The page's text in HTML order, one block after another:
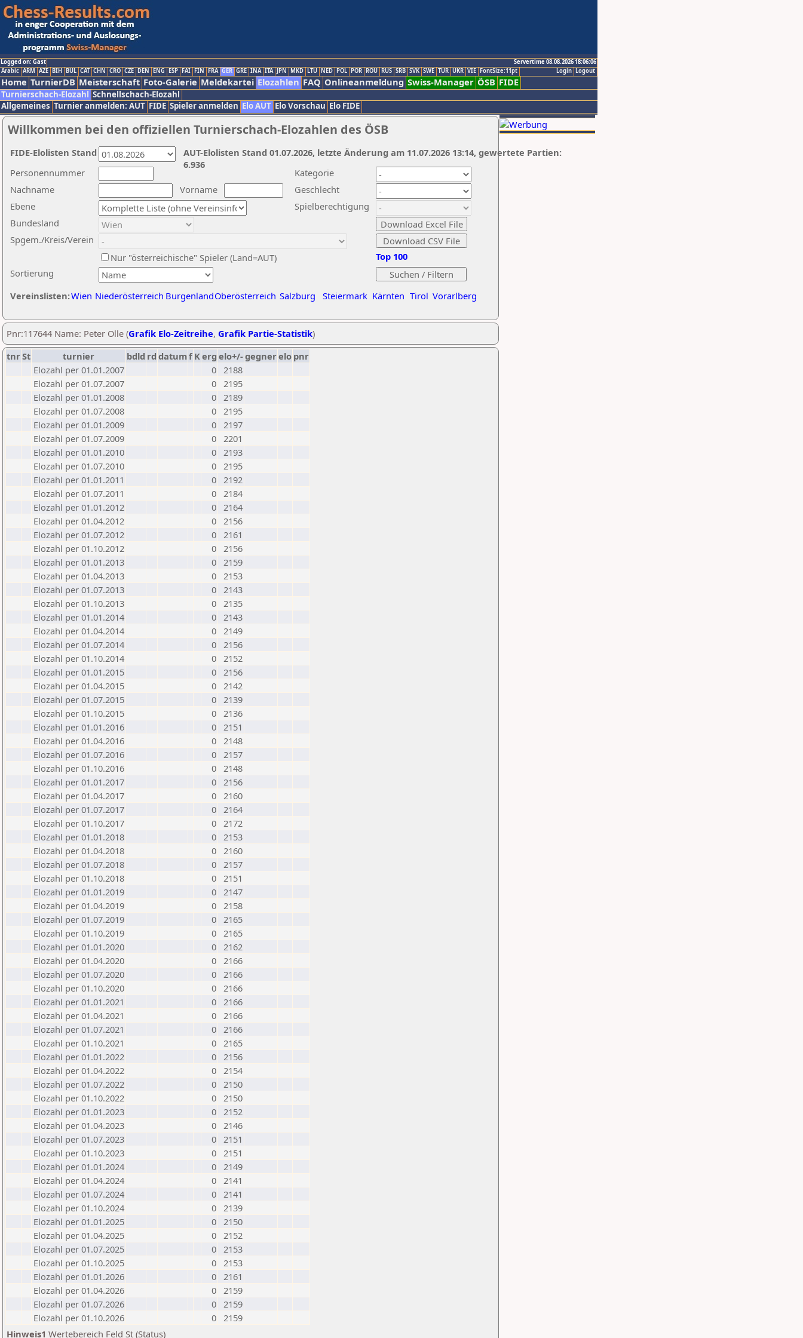
Logged on: Gast
Servertime 08.08.2026 18:06:06
Logout
Login
Arabic ARM AZE BIH BUL CAT CHN CRO CZE DEN ENG ESP FAI FIN FRA GER GRE INA ITA JPN MKD LTU NED POL POR ROU RUS SRB SVK SWE TUR UKR VIE FontSize:11pt
Home TurnierDB Meisterschaft Foto-Galerie Meldekartei Elozahlen FAQ Onlineanmeldung Swiss-Manager ÖSB FIDE
Turnierschach-Elozahl Schnellschach-Elozahl
Allgemeines Turnier anmelden: AUT FIDE Spieler anmelden Elo AUT Elo Vorschau Elo FIDE
Willkommen bei den offiziellen Turnierschach-Elozahlen des ÖSB
Nachname
Vorname
Ebene
Kategorie
Sortierung
Personennummer
Bundesland
Spgem./Kreis/Verein
Geschlecht
Nur "österreichische" Spieler (Land=AUT)
Spielberechtigung
Vereinslisten:Wien Niederösterreich BurgenlandOberösterreich Salzburg Steiermark Kärnten Tirol Vorarlberg
Top 100
AUT-Elolisten Stand 01.07.2026, letzte Änderung am 11.07.2026 13:14, gewertete Partien:
6.936
FIDE-Elolisten Stand
Pnr:117644 Name: Peter Olle (Grafik Elo-Zeitreihe, Grafik Partie-Statistik)
tnrSt turnier bdld rd datumf Kerg elo+/-gegnerelo pnr
Elozahl per 01.01.2007
0 2188
Elozahl per 01.07.2007
0 2195
Elozahl per 01.01.2008
0 2189
Elozahl per 01.07.2008
0 2195
Elozahl per 01.01.2009
0 2197
Elozahl per 01.07.2009
0 2201
Elozahl per 01.01.2010
0 2193
Elozahl per 01.07.2010
0 2195
Elozahl per 01.01.2011
0 2192
Elozahl per 01.07.2011
0 2184
Elozahl per 01.01.2012
0 2164
Elozahl per 01.04.2012
0 2156
Elozahl per 01.07.2012
0 2161
Elozahl per 01.10.2012
0 2156
Elozahl per 01.01.2013
0 2159
Elozahl per 01.04.2013
0 2153
Elozahl per 01.07.2013
0 2143
Elozahl per 01.10.2013
0 2135
Elozahl per 01.01.2014
0 2143
Elozahl per 01.04.2014
0 2149
Elozahl per 01.07.2014
0 2156
Elozahl per 01.10.2014
0 2152
Elozahl per 01.01.2015
0 2156
Elozahl per 01.04.2015
0 2142
Elozahl per 01.07.2015
0 2139
Elozahl per 01.10.2015
0 2136
Elozahl per 01.01.2016
0 2151
Elozahl per 01.04.2016
0 2148
Elozahl per 01.07.2016
0 2157
Elozahl per 01.10.2016
0 2148
Elozahl per 01.01.2017
0 2156
Elozahl per 01.04.2017
0 2160
Elozahl per 01.07.2017
0 2164
Elozahl per 01.10.2017
0 2172
Elozahl per 01.01.2018
0 2153
Elozahl per 01.04.2018
0 2160
Elozahl per 01.07.2018
0 2157
Elozahl per 01.10.2018
0 2151
Elozahl per 01.01.2019
0 2147
Elozahl per 01.04.2019
0 2158
Elozahl per 01.07.2019
0 2165
Elozahl per 01.10.2019
0 2165
Elozahl per 01.01.2020
0 2162
Elozahl per 01.04.2020
0 2166
Elozahl per 01.07.2020
0 2166
Elozahl per 01.10.2020
0 2166
Elozahl per 01.01.2021
0 2166
Elozahl per 01.04.2021
0 2166
Elozahl per 01.07.2021
0 2166
Elozahl per 01.10.2021
0 2165
Elozahl per 01.01.2022
0 2156
Elozahl per 01.04.2022
0 2154
Elozahl per 01.07.2022
0 2150
Elozahl per 01.10.2022
0 2150
Elozahl per 01.01.2023
0 2152
Elozahl per 01.04.2023
0 2146
Elozahl per 01.07.2023
0 2151
Elozahl per 01.10.2023
0 2151
Elozahl per 01.01.2024
0 2149
Elozahl per 01.04.2024
0 2141
Elozahl per 01.07.2024
0 2141
Elozahl per 01.10.2024
0 2139
Elozahl per 01.01.2025
0 2150
Elozahl per 01.04.2025
0 2152
Elozahl per 01.07.2025
0 2153
Elozahl per 01.10.2025
0 2153
Elozahl per 01.01.2026
0 2161
Elozahl per 01.04.2026
0 2159
Elozahl per 01.07.2026
0 2159
Elozahl per 01.10.2026
0 2159
Hinweis1 Wertebereich Feld St (Status)